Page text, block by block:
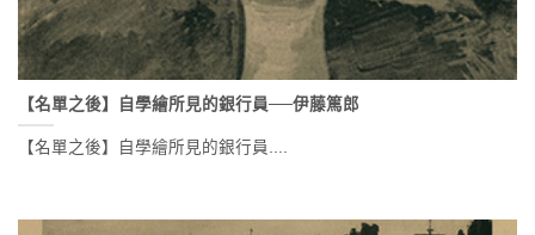
【名單之後】自學繪所見的銀行員──伊藤篤郎
【名單之後】自學繪所見的銀行員....